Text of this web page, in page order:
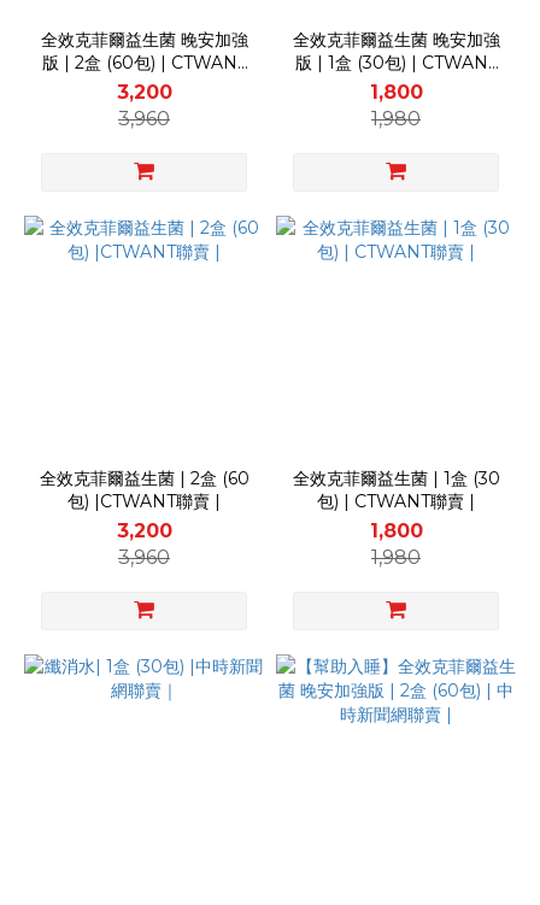
全效克菲爾益生菌 晚安加強
版 | 2盒 (60包) | CTWANT
聯賣 |
3,200
3,960
全效克菲爾益生菌 晚安加強
版 | 1盒 (30包) | CTWANT
聯賣 |
1,800
1,980
全效克菲爾益生菌 | 2盒 (60
包) |CTWANT聯賣 |
3,200
3,960
全效克菲爾益生菌 | 1盒 (30
包) | CTWANT聯賣 |
1,800
1,980